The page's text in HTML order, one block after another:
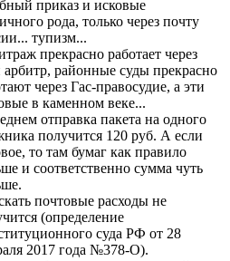
приказ и исковые
рода, только через почту
тупизм...
прекрасно работает через
районные суды прекрасно
через Гас-правосудие, а эти
в каменном веке...
отправка пакета на одного
получится 120 руб. А если
то там бумаг как правило
и соответственно сумма чуть
почтовые расходы не
(определение
суда РФ от 28
2017 года №378-О).